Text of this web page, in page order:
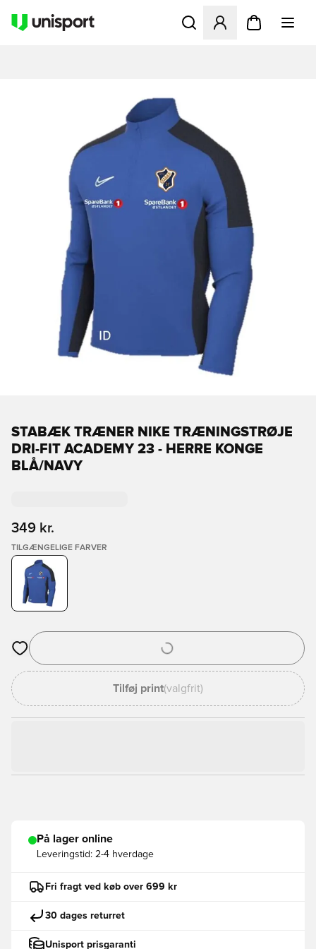
Åbner en Modal til at
STABÆK TRÆNER NIKE TRÆNINGSTRØJE
DRI-FIT ACADEMY 23 - HERRE KONGE
BLÅ/NAVY
349 kr.
TILGÆNGELIGE FARVER
Åbner en Modal til at logge ind eller tilmelde dig som medlem
Tilføj print(valgfrit)
På lager online
Leveringstid: 2-4 hverdage
Fri fragt ved køb over 699 kr
30 dages returret
Unisport prisgaranti